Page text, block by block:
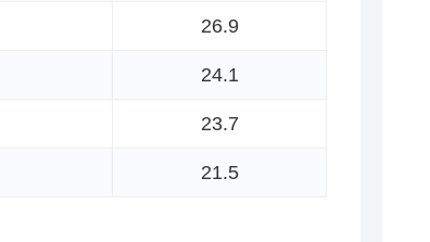
26.9
24.1
23.7
21.5